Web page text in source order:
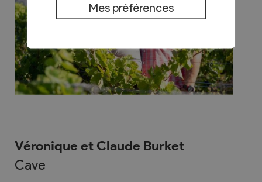
Véronique et Claude Burket
Cave
Mes préférences